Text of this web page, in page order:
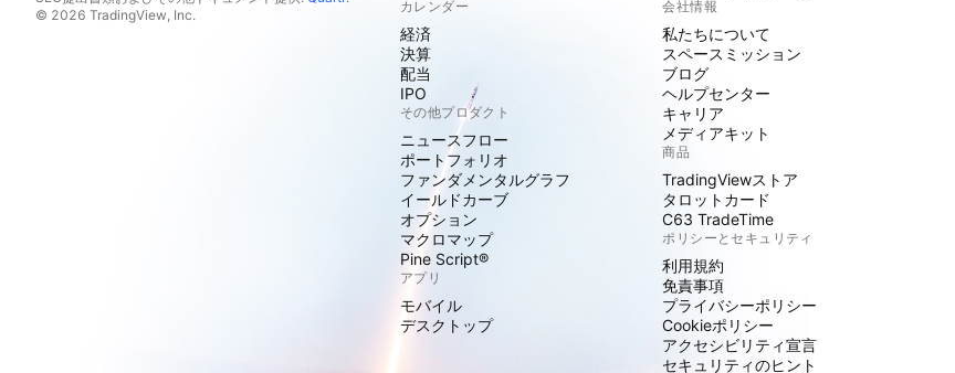
© 2026 TradingView, Inc.
カレンダー
経済
決算
配当
IPO
その他プロダクト
ニュースフロー
ポートフォリオ
ファンダメンタルグラフ
イールドカーブ
オプション
マクロマップ
Pine Script®
アプリ
モバイル
デスクトップ
会社情報
私たちについて
スペースミッション
ブログ
ヘルプセンター
キャリア
メディアキット
商品
TradingViewストア
タロットカード
C63 TradeTime
ポリシーとセキュリティ
利用規約
免責事項
プライバシーポリシー
Cookieポリシー
アクセシビリティ宣言
セキュリティのヒント